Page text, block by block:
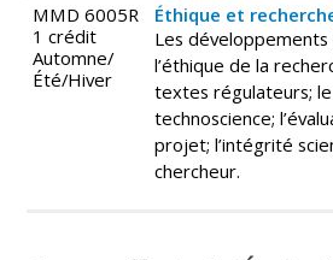
MMD 6005R
1 crédit
Automne/
Été/Hiver
Éthique et
Les
l’éthique de la
textes régulateurs;
technoscience;
projet; l’intégrité
chercheur.